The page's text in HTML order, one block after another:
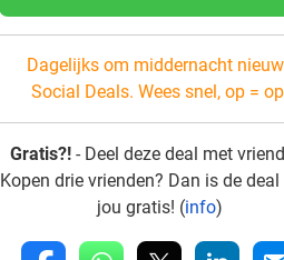
Dagelijks om middernacht
Social Deals. Wees snel, op =
Gratis?! - Deel deze deal met
Kopen drie vrienden? Dan is de
jou gratis! (info)